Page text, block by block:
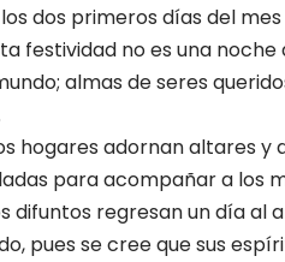
dos primeros días del
festividad no es una
almas de seres
hogares adornan altares
para acompañar a los
difuntos regresan un día al
pues se cree que sus